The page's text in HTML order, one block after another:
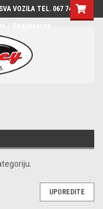
VOZILA TEL. 067 7444-780
UPOREDITE